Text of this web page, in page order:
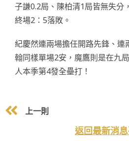
子謙0.2局、陳柏清1局皆無失分
終場2：5落敗。
紀慶然連兩場擔任開路先鋒、連
翰同樣單場2安，魔鷹則是在九
人本季第4發全壘打！
上一則
返回最新消